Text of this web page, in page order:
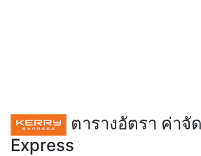
ตารางอัตรา ค่าจั
Express